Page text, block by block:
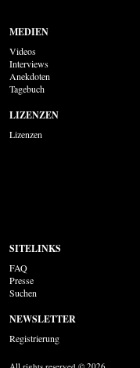
MEDIEN
Videos
Interviews
Anekdoten
Tagebuch
LIZENZEN
Lizenzen
SITELINKS
FAQ
Presse
Suchen
NEWSLETTER
Registrierung